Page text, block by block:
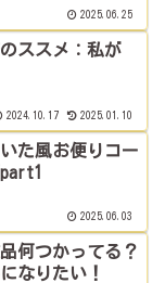
2025.06.25
ススメ：私が
2024.10.17 2025.01.10
た風お便りコー
2025.06.03
何つかってる？
なりたい！